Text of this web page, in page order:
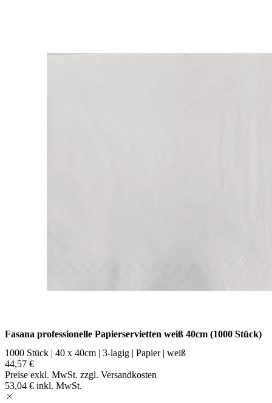
Fasana professionelle Papierservietten weiß 40cm (1000 Stück)
1000 Stück | 40 x 40cm | 3-lagig | Papier | weiß
44,57 €
Preise exkl. MwSt. zzgl. Versandkosten
53,04 € inkl. MwSt.